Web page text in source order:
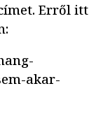
Erről itt
akar-